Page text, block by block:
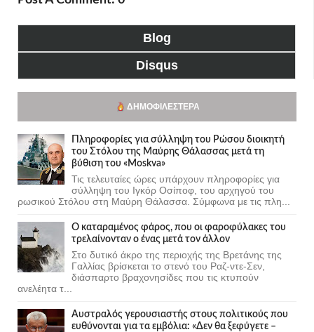
Blog
Disqus
ΔΗΜΟΦΙΛΈΣΤΕΡΑ
Πληροφορίες για σύλληψη του Ρώσου διοικητή
του Στόλου της Mαύρης Θάλασσας μετά τη
βύθιση του «Moskva»
Τις τελευταίες ώρες υπάρχουν πληροφορίες για
σύλληψη του Ιγκόρ Οσίποφ, του αρχηγού του
ρωσικού Στόλου στη Μαύρη Θάλασσα. Σύμφωνα με τις πλη...
Ο καταραμένος φάρος, που οι φαροφύλακες του
τρελαίνονταν ο ένας μετά τον άλλον
Στο δυτικό άκρο της περιοχής της Βρετάνης της
Γαλλίας βρίσκεται το στενό του Ραζ-ντε-Σεν,
διάσπαρτο βραχονησίδες που τις κτυπούν
ανελέητα τ...
Αυστραλός γερουσιαστής στους πολιτικούς που
ευθύνονται για τα εμβόλια: «Δεν θα ξεφύγετε –